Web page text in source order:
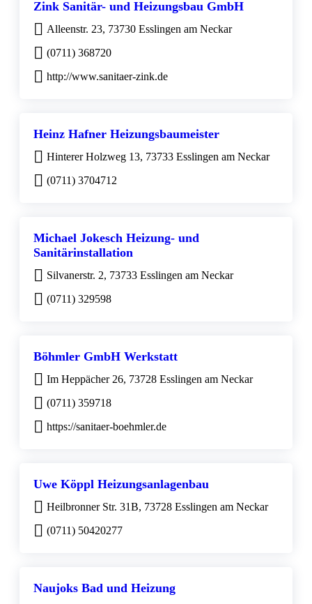
Zink Sanitär- und Heizungsbau GmbH
Alleenstr. 23, 73730 Esslingen am Neckar
(0711) 368720
http://www.sanitaer-zink.de
Heinz Hafner Heizungsbaumeister
Hinterer Holzweg 13, 73733 Esslingen am Neckar
(0711) 3704712
Michael Jokesch Heizung- und
Sanitärinstallation
Silvanerstr. 2, 73733 Esslingen am Neckar
(0711) 329598
Böhmler GmbH Werkstatt
Im Heppächer 26, 73728 Esslingen am Neckar
(0711) 359718
https://sanitaer-boehmler.de
Uwe Köppl Heizungsanlagenbau
Heilbronner Str. 31B, 73728 Esslingen am Neckar
(0711) 50420277
Naujoks Bad und Heizung